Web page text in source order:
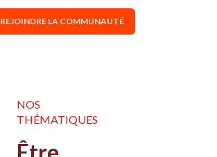
REJOINDRE LA COMMUNAUTÉ
NOS
THÉMATIQUES